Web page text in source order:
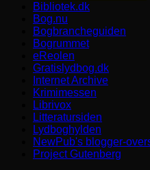
Bibliotek.dk
Bog.nu
Bogbrancheguiden
Bogrummet
eReolen
Gratislydbog.dk
Internet Archive
Krimimessen
Librivox
Litteratursiden
Lydboghylden
NewPub's blogger-
Project Gutenberg